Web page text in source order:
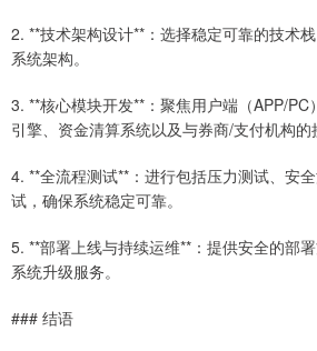
2. **技术架构设计**：选择稳定可靠的技术
系统架构。
3. **核心模块开发**：聚焦用户端（APP/
引擎、资金清算系统以及与券商/支付机构的
4. **全流程测试**：进行包括压力测试、安
试，确保系统稳定可靠。
5. **部署上线与持续运维**：提供安全的部署
系统升级服务。
### 结语